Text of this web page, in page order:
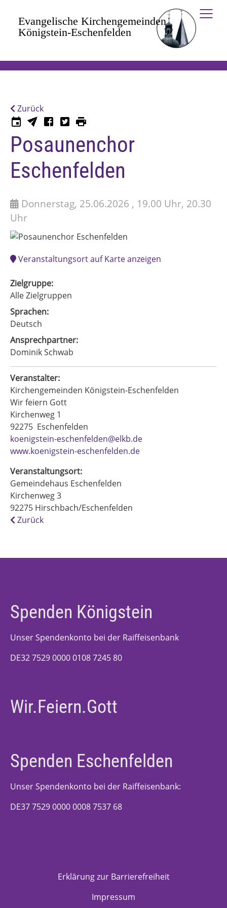
Zurück
Posaunenchor
Eschenfelden
Donnerstag, 25.06.2026 , 19.00 Uhr, 20.30
Uhr
Veranstaltungsort auf Karte anzeigen
Zielgruppe:
Alle Zielgruppen
Sprachen:
Deutsch
Ansprechpartner:
Dominik Schwab
Veranstalter:
Kirchengemeinden Königstein-Eschenfelden
Wir feiern Gott
Kirchenweg 1
92275 Eschenfelden
koenigstein-eschenfelden@elkb.de
www.koenigstein-eschenfelden.de
Veranstaltungsort:
Gemeindehaus Eschenfelden
Kirchenweg 3
92275 Hirschbach/Eschenfelden
Zurück
Spenden Königstein
Unser Spendenkonto bei der Raiffeisenbank
DE32 7529 0000 0108 7245 80
Wir.Feiern.Gott
Spenden Eschenfelden
Unser Spendenkonto bei der Raiffeisenbank:
DE37 7529 0000 0008 7537 68
Erklärung zur Barrierefreiheit
Impressum